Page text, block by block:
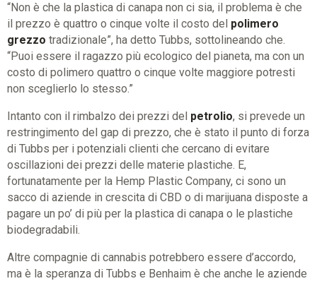
“Non è che la plastica di canapa non ci sia, il problema è che
il prezzo è quattro o cinque volte il costo del polimero
grezzo tradizionale”, ha detto Tubbs, sottolineando che.
“Puoi essere il ragazzo più ecologico del pianeta, ma con un
costo di polimero quattro o cinque volte maggiore potresti
non sceglierlo lo stesso.”
Intanto con il rimbalzo dei prezzi del petrolio, si prevede un
restringimento del gap di prezzo, che è stato il punto di forza
di Tubbs per i potenziali clienti che cercano di evitare
oscillazioni dei prezzi delle materie plastiche. E,
fortunatamente per la Hemp Plastic Company, ci sono un
sacco di aziende in crescita di CBD o di marijuana disposte a
pagare un po’ di più per la plastica di canapa o le plastiche
biodegradabili.
Altre compagnie di cannabis potrebbero essere d’accordo,
ma è la speranza di Tubbs e Benhaim è che anche le aziende